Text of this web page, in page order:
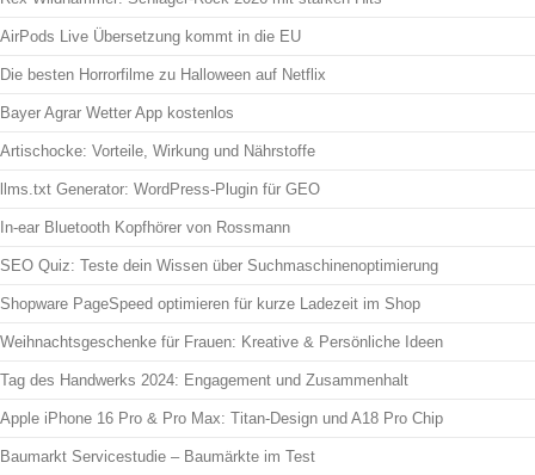
AirPods Live Übersetzung kommt in die EU
Die besten Horrorfilme zu Halloween auf Netflix
Bayer Agrar Wetter App kostenlos
Artischocke: Vorteile, Wirkung und Nährstoffe
llms.txt Generator: WordPress-Plugin für GEO
In-ear Bluetooth Kopfhörer von Rossmann
SEO Quiz: Teste dein Wissen über Suchmaschinenoptimierung
Shopware PageSpeed optimieren für kurze Ladezeit im Shop
Weihnachtsgeschenke für Frauen: Kreative & Persönliche Ideen
Tag des Handwerks 2024: Engagement und Zusammenhalt
Apple iPhone 16 Pro & Pro Max: Titan-Design und A18 Pro Chip
Baumarkt Servicestudie – Baumärkte im Test